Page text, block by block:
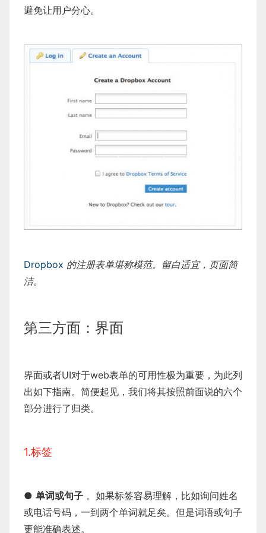
避免让用户分心。
Dropbox 的注册表单堪称模范。留白适宜，页面简
洁。
第三方面：界面
界面或者UI对于web表单的可用性极为重要，为此列
出如下指南。简便起见，我们将其按照前面说的六个
部分进行了归类。
1.标签
● 单词或句子 。如果标签容易理解，比如询问姓名
或电话号码，一到两个单词就足矣。但是词语或句子
更能准确表述。